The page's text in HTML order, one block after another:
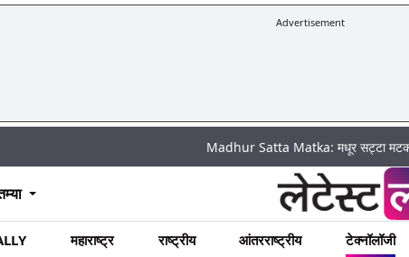
Advertisement
Madhur Satta Matka: मधूर सट्टा मटका बद्दल काही
महाराष्ट्र राष्ट्रीय आंतरराष्ट्रीय टेक्नॉलॉजी